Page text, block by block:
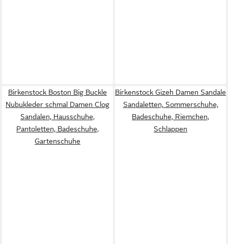
Birkenstock Boston Big Buckle
Nubukleder schmal Damen Clog
Sandalen, Hausschuhe,
Pantoletten, Badeschuhe,
Gartenschuhe
Birkenstock Gizeh Damen Sandale
Sandaletten, Sommerschuhe,
Badeschuhe, Riemchen,
Schlappen